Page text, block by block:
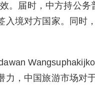
。届时，中方持公务
入境对方国家。同时
力，中国旅游市场对